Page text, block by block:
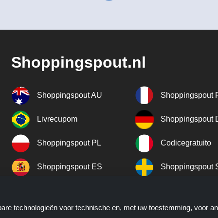
Shoppingspout.nl
Shoppingspout AU Shoppingspout
Livrecupom Shoppingspout
Shoppingspout PL Codicegratuito
Shoppingspout ES Shoppingspout
technologieën voor technische en, met uw toestemming, voor